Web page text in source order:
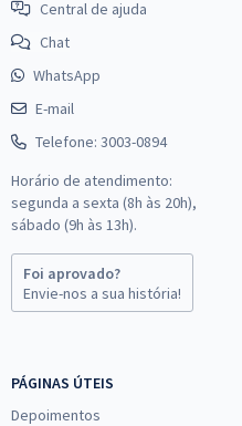
76,56 (-20%)
S.A - Conhecimentos
em Gestão de
- Contador
27,33
81,98 (-20%)
Central de ajuda
Chat
WhatsApp
E-mail
Telefone: 3003-0894
Horário de atendimento:
segunda a sexta (8h às 20h),
sábado (9h às 13h).
Foi aprovado?
Envie-nos a sua história!
PÁGINAS ÚTEIS
Depoimentos